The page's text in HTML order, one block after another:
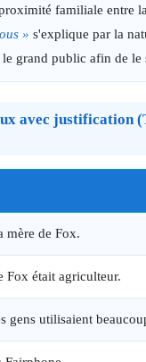
familiale entre
» s'explique par la
grand public afin de le
avec justification
mère de Fox.
Fox était agriculteur.
gens utilisaient